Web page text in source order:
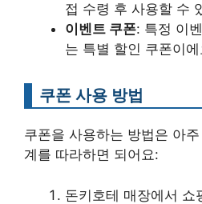
접 수령 후 사용할 수
이벤트 쿠폰: 특정 이
는 특별 할인 쿠폰이에
쿠폰 사용 방법
쿠폰을 사용하는 방법은 아
계를 따라하면 되어요:
돈키호테 매장에서 쇼